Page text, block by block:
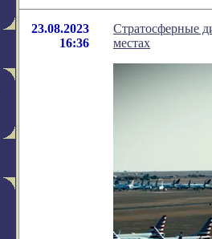
23.08.2023
16:36
Стратосферные
местах